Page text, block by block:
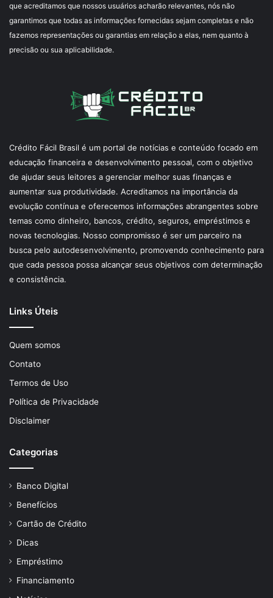
que acreditamos que nossos usuários acharão relevantes, nós não
garantimos que todas as informações fornecidas sejam completas e não
fazemos representações ou garantias em relação a elas, nem quanto à
precisão ou sua aplicabilidade.
Crédito Fácil Brasil é um portal de notícias e conteúdo focado em
educação financeira e desenvolvimento pessoal, com o objetivo
de ajudar seus leitores a gerenciar melhor suas finanças e
aumentar sua produtividade. Acreditamos na importância da
evolução contínua e oferecemos informações abrangentes sobre
temas como dinheiro, bancos, crédito, seguros, empréstimos e
novas tecnologias. Nosso compromisso é ser um parceiro na
busca pelo autodesenvolvimento, promovendo conhecimento para
que cada pessoa possa alcançar seus objetivos com determinação
e consistência.
Links Úteis
Quem somos
Contato
Termos de Uso
Política de Privacidade
Disclaimer
Categorias
Banco Digital
Benefícios
Cartão de Crédito
Dicas
Empréstimo
Financiamento